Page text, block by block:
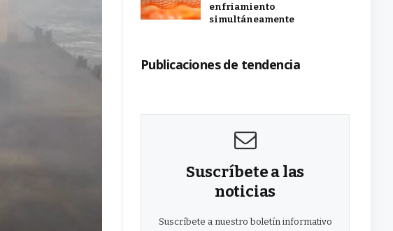
enfriamiento
simultáneamente
Publicaciones de tendencia
Suscríbete a las
noticias
Suscríbete a nuestro boletín informativo